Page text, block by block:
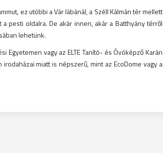
ez utóbbi a Vár lábánál, a Széll Kálmán tér mellett
pesti oldalra. De akár innen, akár a Batthyány térről
lehetünk.
vagy az ELTE Tanító- és Óvóképző Karán
miatt is népszerű, mint az EcoDome vagy a